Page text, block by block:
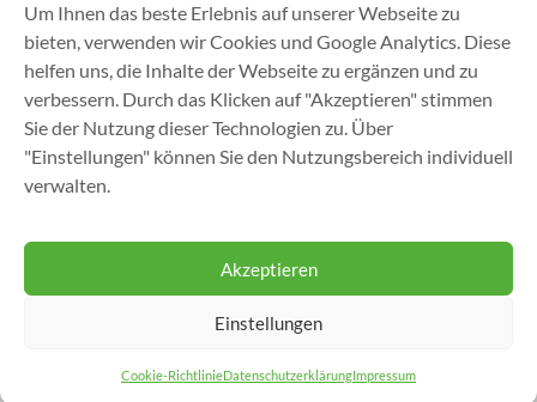
Um Ihnen das beste Erlebnis auf unserer Webseite zu
bieten, verwenden wir Cookies und Google Analytics. Diese
helfen uns, die Inhalte der Webseite zu ergänzen und zu
verbessern. Durch das Klicken auf "Akzeptieren" stimmen
Sie der Nutzung dieser Technologien zu. Über
"Einstellungen" können Sie den Nutzungsbereich individuell
verwalten.
Akzeptieren
Einstellungen
Cookie-RichtlinieDatenschutzerklärungImpressum
Januar 2017(1)
November 2016 (1)
November 2015(1)
Juni 2015(2)
November 2014
Gutekunst Formfedern GmbH